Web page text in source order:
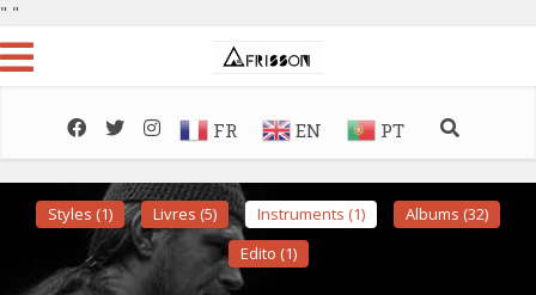
" "
FR EN PT
Styles (1) Livres (5) Instruments (1)
Albums (32)
Edito (1)